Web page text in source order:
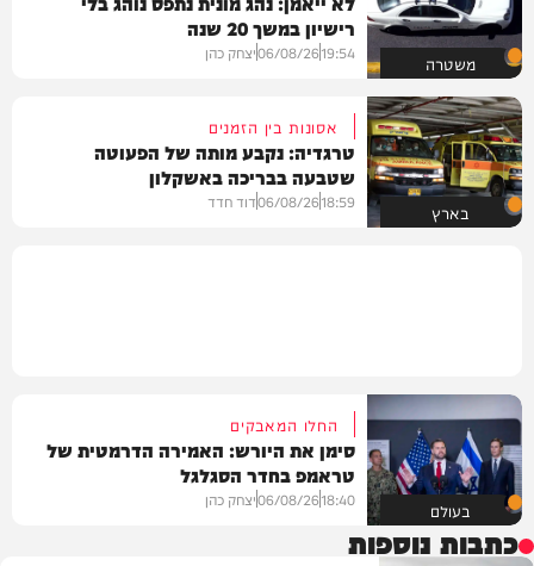
משטרה
רישיון במשך 20 שנה
19:54
06/08/26יצחק כהן
בארץ
אסונות בין הזמנים
טרגדיה: נקבע מותה של הפעוטה
שטבעה בבריכה באשקלון
18:59
06/08/26דוד חדד
בעולם
החלו המאבקים
סימן את היורש: האמירה הדרמטית של
טראמפ בחדר הסגלגל
18:40
06/08/26יצחק כהן
כתבות נוספות